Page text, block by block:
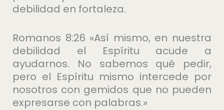
debilidad en fortaleza.
Romanos 8:26 «Así mismo, en nuestra
debilidad el Espíritu acude a
ayudarnos. No sabemos qué pedir,
pero el Espíritu mismo intercede por
nosotros con gemidos que no pueden
expresarse con palabras.»